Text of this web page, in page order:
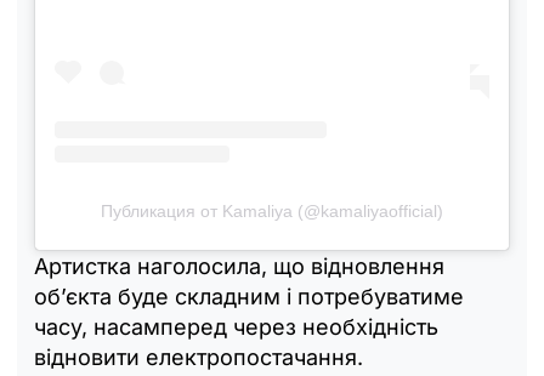
Публикация от Kamaliya (@kamaliyaofficial)
Артистка наголосила, що відновлення
об’єкта буде складним і потребуватиме
часу, насамперед через необхідність
відновити електропостачання.